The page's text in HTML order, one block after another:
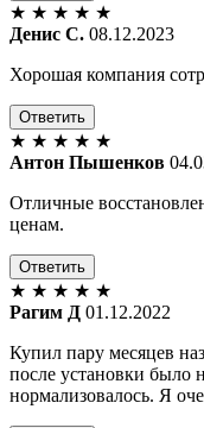
★ ★ ★ ★ ★
Денис С. 08.12.2023
Хорошая компания
Ответить
★ ★ ★ ★ ★
Антон Пышенков
Отличные
ценам.
Ответить
★ ★ ★ ★ ★
Рагим Д 01.12.2022
Купил пару месяцев
после установки было
нормализовалось. Я